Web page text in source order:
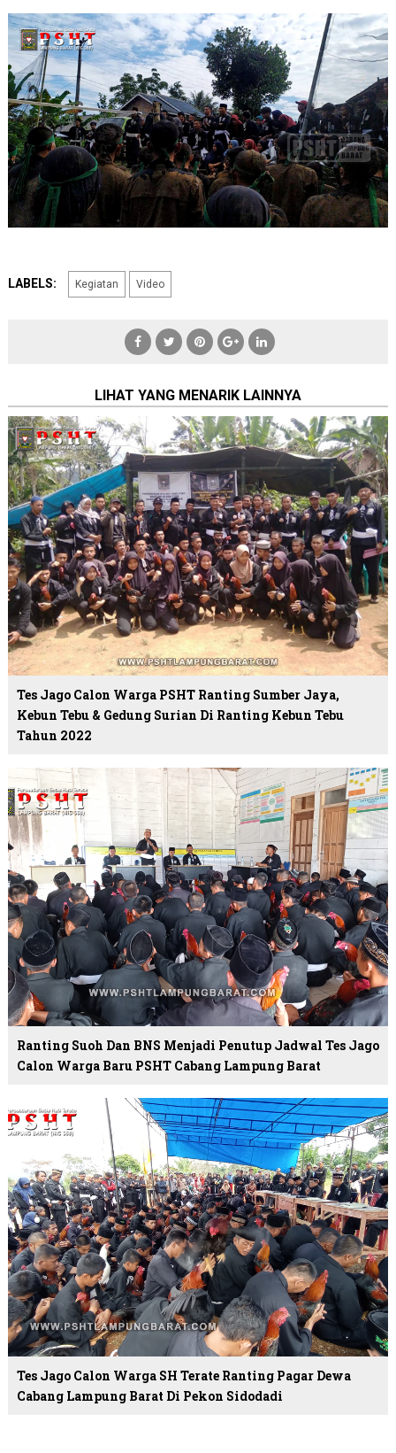
LABELS: Kegiatan Video
LIHAT YANG MENARIK LAINNYA
Tes Jago Calon Warga PSHT Ranting Sumber Jaya,
Kebun Tebu & Gedung Surian Di Ranting Kebun Tebu
Tahun 2022
Ranting Suoh Dan BNS Menjadi Penutup Jadwal Tes Jago
Calon Warga Baru PSHT Cabang Lampung Barat
Tes Jago Calon Warga SH Terate Ranting Pagar Dewa
Cabang Lampung Barat Di Pekon Sidodadi